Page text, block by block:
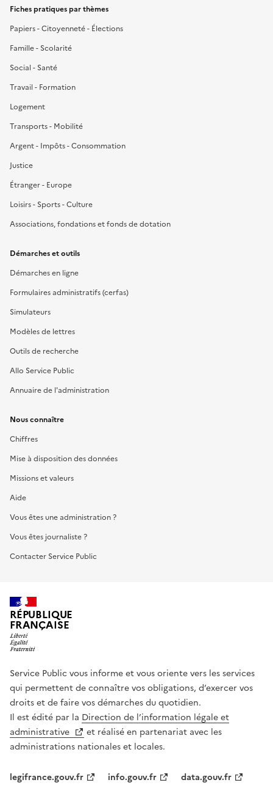
Fiches pratiques par thèmes
Papiers - Citoyenneté - Élections
Famille - Scolarité
Social - Santé
Travail - Formation
Logement
Transports - Mobilité
Argent - Impôts - Consommation
Justice
Étranger - Europe
Loisirs - Sports - Culture
Associations, fondations et fonds de dotation
Démarches et outils
Démarches en ligne
Formulaires administratifs (cerfas)
Simulateurs
Modèles de lettres
Outils de recherche
Allo Service Public
Annuaire de l'administration
Nous connaître
Chiffres
Mise à disposition des données
Missions et valeurs
Aide
Vous êtes une administration ?
Vous êtes journaliste ?
Contacter Service Public
RÉPUBLIQUE
FRANÇAISE
Service Public vous informe et vous oriente vers les services
qui permettent de connaître vos obligations, d’exercer vos
droits et de faire vos démarches du quotidien.
Il est édité par la Direction de l’information légale et
administrative
et réalisé en partenariat avec les
administrations nationales et locales.
legifrance.gouv.fr info.gouv.fr data.gouv.fr